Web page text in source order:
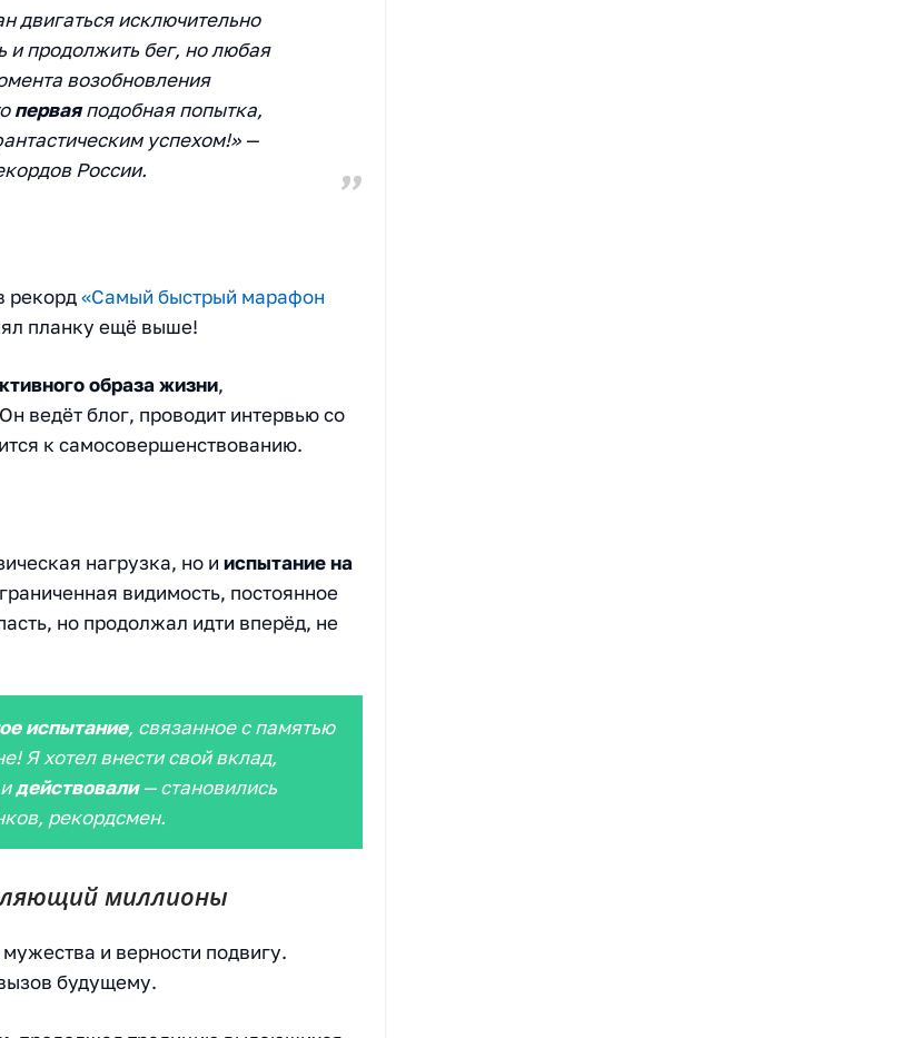
двигаться исключительно
и продолжить бег, но любая
возобновления
перваяподобная попытка,
успехом!» —
России.
рекорд«Самый быстрый марафон
планку ещё выше!
образа жизни,
ведёт блог, проводит интервью со
к самосовершенствованию.
нагрузка, но и испытание на
видимость, постоянное
но продолжал идти вперёд, не
испытание, связанное с памятью
Я хотел внести свой вклад,
действовали— становились
рекордсмен.
миллионы
и верности подвигу.
будущему.